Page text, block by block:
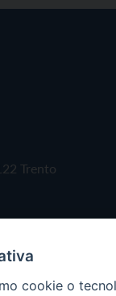
Trento
cookie o